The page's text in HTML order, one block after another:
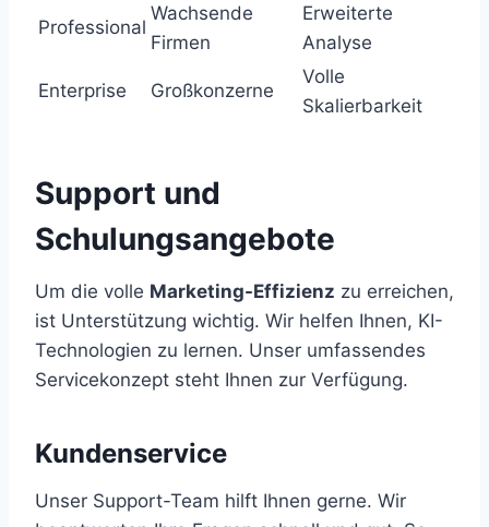
Professional
Wachsende
Firmen
Erweiterte
Analyse
Enterprise Großkonzerne
Volle
Skalierbarkeit
Support und
Schulungsangebote
Um die volle Marketing-Effizienz zu erreichen,
ist Unterstützung wichtig. Wir helfen Ihnen, KI-
Technologien zu lernen. Unser umfassendes
Servicekonzept steht Ihnen zur Verfügung.
Kundenservice
Unser Support-Team hilft Ihnen gerne. Wir